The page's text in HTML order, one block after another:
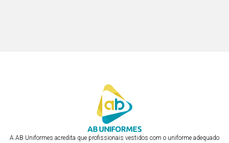
A AB Uniformes acredita que profissionais vestidos com o uniforme adequado